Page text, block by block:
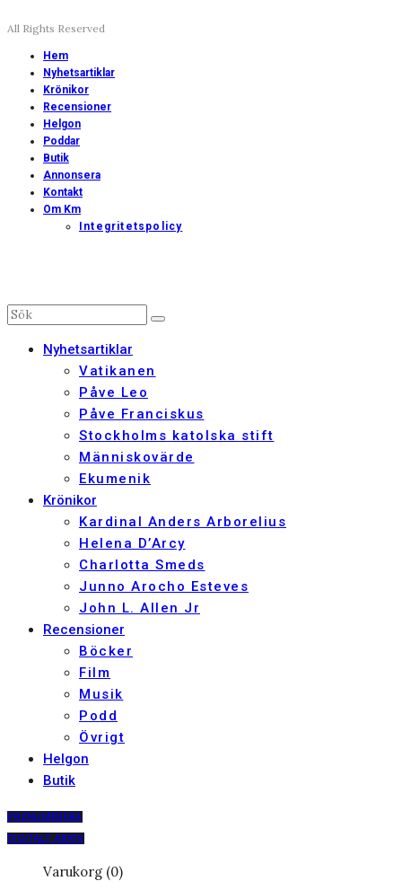
All Rights Reserved
Hem
Nyhetsartiklar
Krönikor
Recensioner
Helgon
Poddar
Butik
Annonsera
Kontakt
Om Km
Integritetspolicy
Nyhetsartiklar
Vatikanen
Påve Leo
Påve Franciskus
Stockholms katolska stift
Människovärde
Ekumenik
Krönikor
Kardinal Anders Arborelius
Helena D’Arcy
Charlotta Smeds
Junno Arocho Esteves
John L. Allen Jr
Recensioner
Böcker
Film
Musik
Podd
Övrigt
Helgon
Butik
PRENUMERERA
DIGITALT ARKIV
Varukorg (0)